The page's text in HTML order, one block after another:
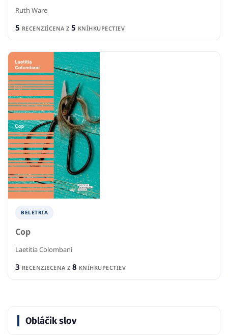
Ruth Ware
5 RECENZIÍCENA Z 5 KNÍHKUPECTIEV
BELETRIA
Cop
Laetitia Colombani
3 RECENZIECENA Z 8 KNÍHKUPECTIEV
Obláčik slov